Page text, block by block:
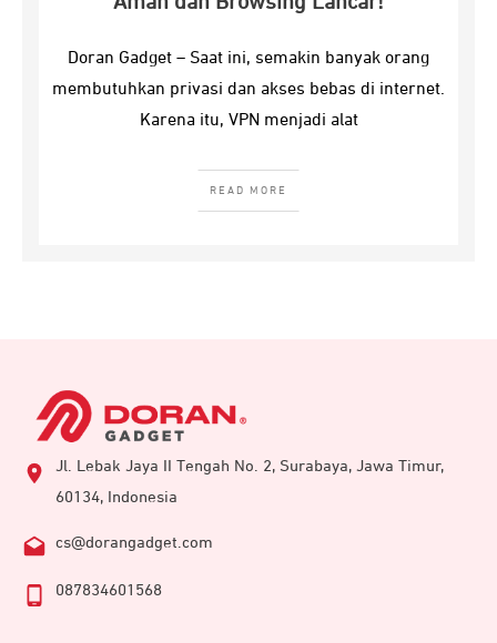
Doran Gadget – Saat ini, semakin banyak orang
membutuhkan privasi dan akses bebas di internet.
Karena itu, VPN menjadi alat
READ MORE
Jl. Lebak Jaya II Tengah No. 2, Surabaya, Jawa Timur,
60134, Indonesia
cs@dorangadget.com
087834601568